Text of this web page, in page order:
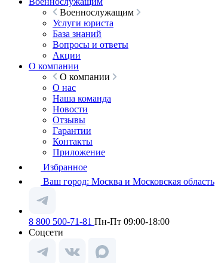
Военнослужащим
Услуги юриста
База знаний
Вопросы и ответы
Акции
О компании
О компании
О нас
Наша команда
Новости
Отзывы
Гарантии
Контакты
Приложение
Избранное
Ваш город: Москва и Московская область
8 800 500-71-81 Пн-Пт 09:00-18:00
Соцсети